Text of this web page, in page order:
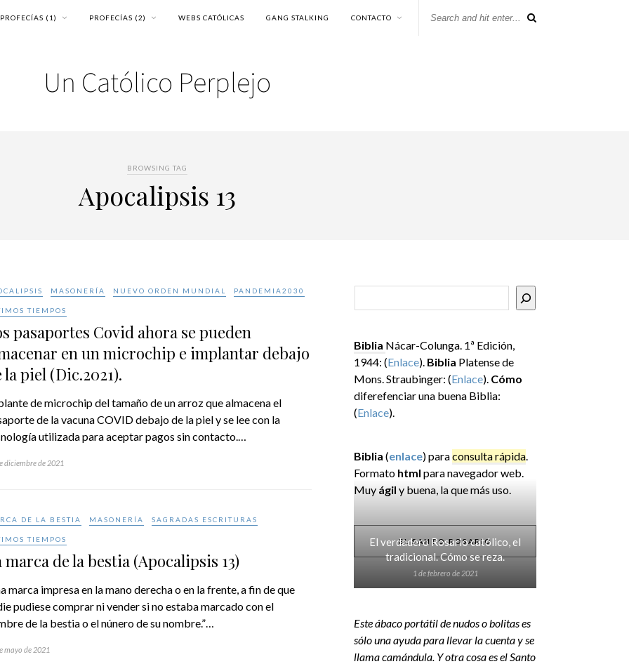
PROFECÍAS (1) PROFECÍAS (2) WEBS CATÓLICAS GANG STALKING CONTACTO
BROWSING TAG
Apocalipsis 13
MASONERÍA NUEVO ORDEN MUNDIAL PANDEMIA2030
TIEMPOS
pasaportes Covid ahora se pueden
en un microchip e implantar debajo
la piel (Dic.2021).
de microchip del tamaño de un arroz que almacena el
de la vacuna COVID debajo de la piel y se lee con la
utilizada para aceptar pagos sin contacto.…
diciembre de 2021
DE LA BESTIA MASONERÍA SAGRADAS ESCRITURAS
TIEMPOS
marca de la bestia (Apocalipsis 13)
marca impresa en la mano derecha o en la frente, a fin de que
pudiese comprar ni vender si no estaba marcado con el
de la bestia o el núnero de su nombre.”…
mayo de 2021
Biblia Nácar-Colunga. 1ª Edición,
1944: (Enlace). Biblia Platense de
Mons. Straubinger: (Enlace). Cómo
diferefenciar una buena Biblia:
(Enlace).
Biblia (enlace) paraconsulta rápida.
Formato html para navegador web.
Muy ágily buena, la que más uso.
EL SANTO ROSARIO
El verdadero Rosario católico, el
tradicional. Cómo se reza.
1 de febrero de 2021
Este ábaco portátil de nudos o bolitas es
sólo una ayuda para llevar la cuenta y se
llama camándula. Y otra cosa es el Santo